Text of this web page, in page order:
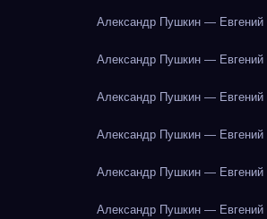
Александр Пушкин — Евгений
Александр Пушкин — Евгений
Александр Пушкин — Евгений
Александр Пушкин — Евгений
Александр Пушкин — Евгений
Александр Пушкин — Евгений